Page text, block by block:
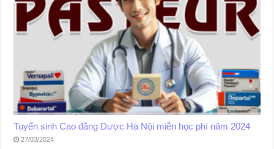
Tuyển sinh Cao đẳng Dược Hà Nội miễn học phí năm 2024
27/03/2024